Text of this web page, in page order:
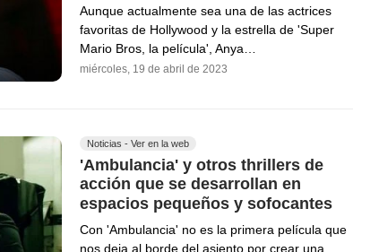
Aunque actualmente sea una de las actrices
favoritas de Hollywood y la estrella de 'Super
Mario Bros, la película', Anya…
miércoles, 19 de abril de 2023
Noticias - Ver en la web
'Ambulancia' y otros thrillers de
acción que se desarrollan en
espacios pequeños y sofocantes
Con 'Ambulancia' no es la primera película que
nos deja al borde del asiento por crear una